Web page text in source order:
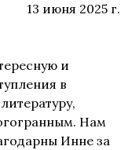
13 июня 2025 г.
и
в
Нам
Инне за